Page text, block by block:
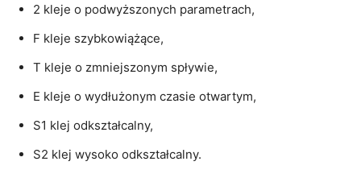
2 kleje o podwyższonych parametrach,
F kleje szybkowiążące,
T kleje o zmniejszonym spływie,
E kleje o wydłużonym czasie otwartym,
S1 klej odkształcalny,
S2 klej wysoko odkształcalny.